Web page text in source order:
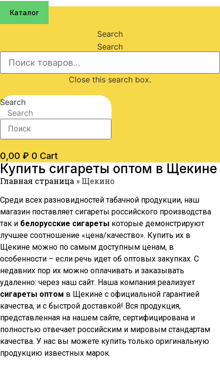
Каталог
Search
Search
Close this search box.
Search
Search
0,00 ₽ 0 Cart
Купить сигареты оптом в Щекине
Главная страница » Щекино
Среди всех разновидностей табачной продукции, наш
магазин поставляет сигареты российского производства
так и белорусские сигареты которые демонстрируют
лучшее соотношение «цена/качество». Купить их в
Щекине можно по самым доступным ценам, в
особенности – если речь идет об оптовых закупках. С
недавних пор их можно оплачивать и заказывать
удаленно: через наш сайт. Наша компания реализует
сигареты оптом в Щекине с официальной гарантией
качества, и с быстрой доставкой! Вся продукция,
представленная на нашем сайте, сертифицирована и
полностью отвечает российским и мировым стандартам
качества. У нас вы можете купить только оригинальную
продукцию известных марок.